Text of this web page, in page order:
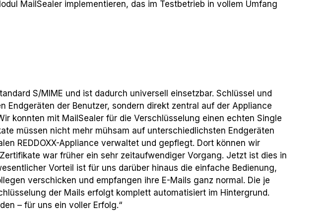
MailSealer implementieren, das im Testbetrieb in vollem Umfang
S/MIME und ist dadurch universell einsetzbar. Schlüssel und
der Benutzer, sondern direkt zentral auf der Appliance
konnten mit MailSealer für die Verschlüsselung einen echten Single
müssen nicht mehr mühsam auf unterschiedlichsten Endgeräten
REDDOXX-Appliance verwaltet und gepflegt. Dort können wir
war früher ein sehr zeitaufwendiger Vorgang. Jetzt ist dies in
Vorteil ist für uns darüber hinaus die einfache Bedienung,
verschicken und empfangen ihre E-Mails ganz normal. Die je
der Mails erfolgt komplett automatisiert im Hintergrund.
– für uns ein voller Erfolg.“